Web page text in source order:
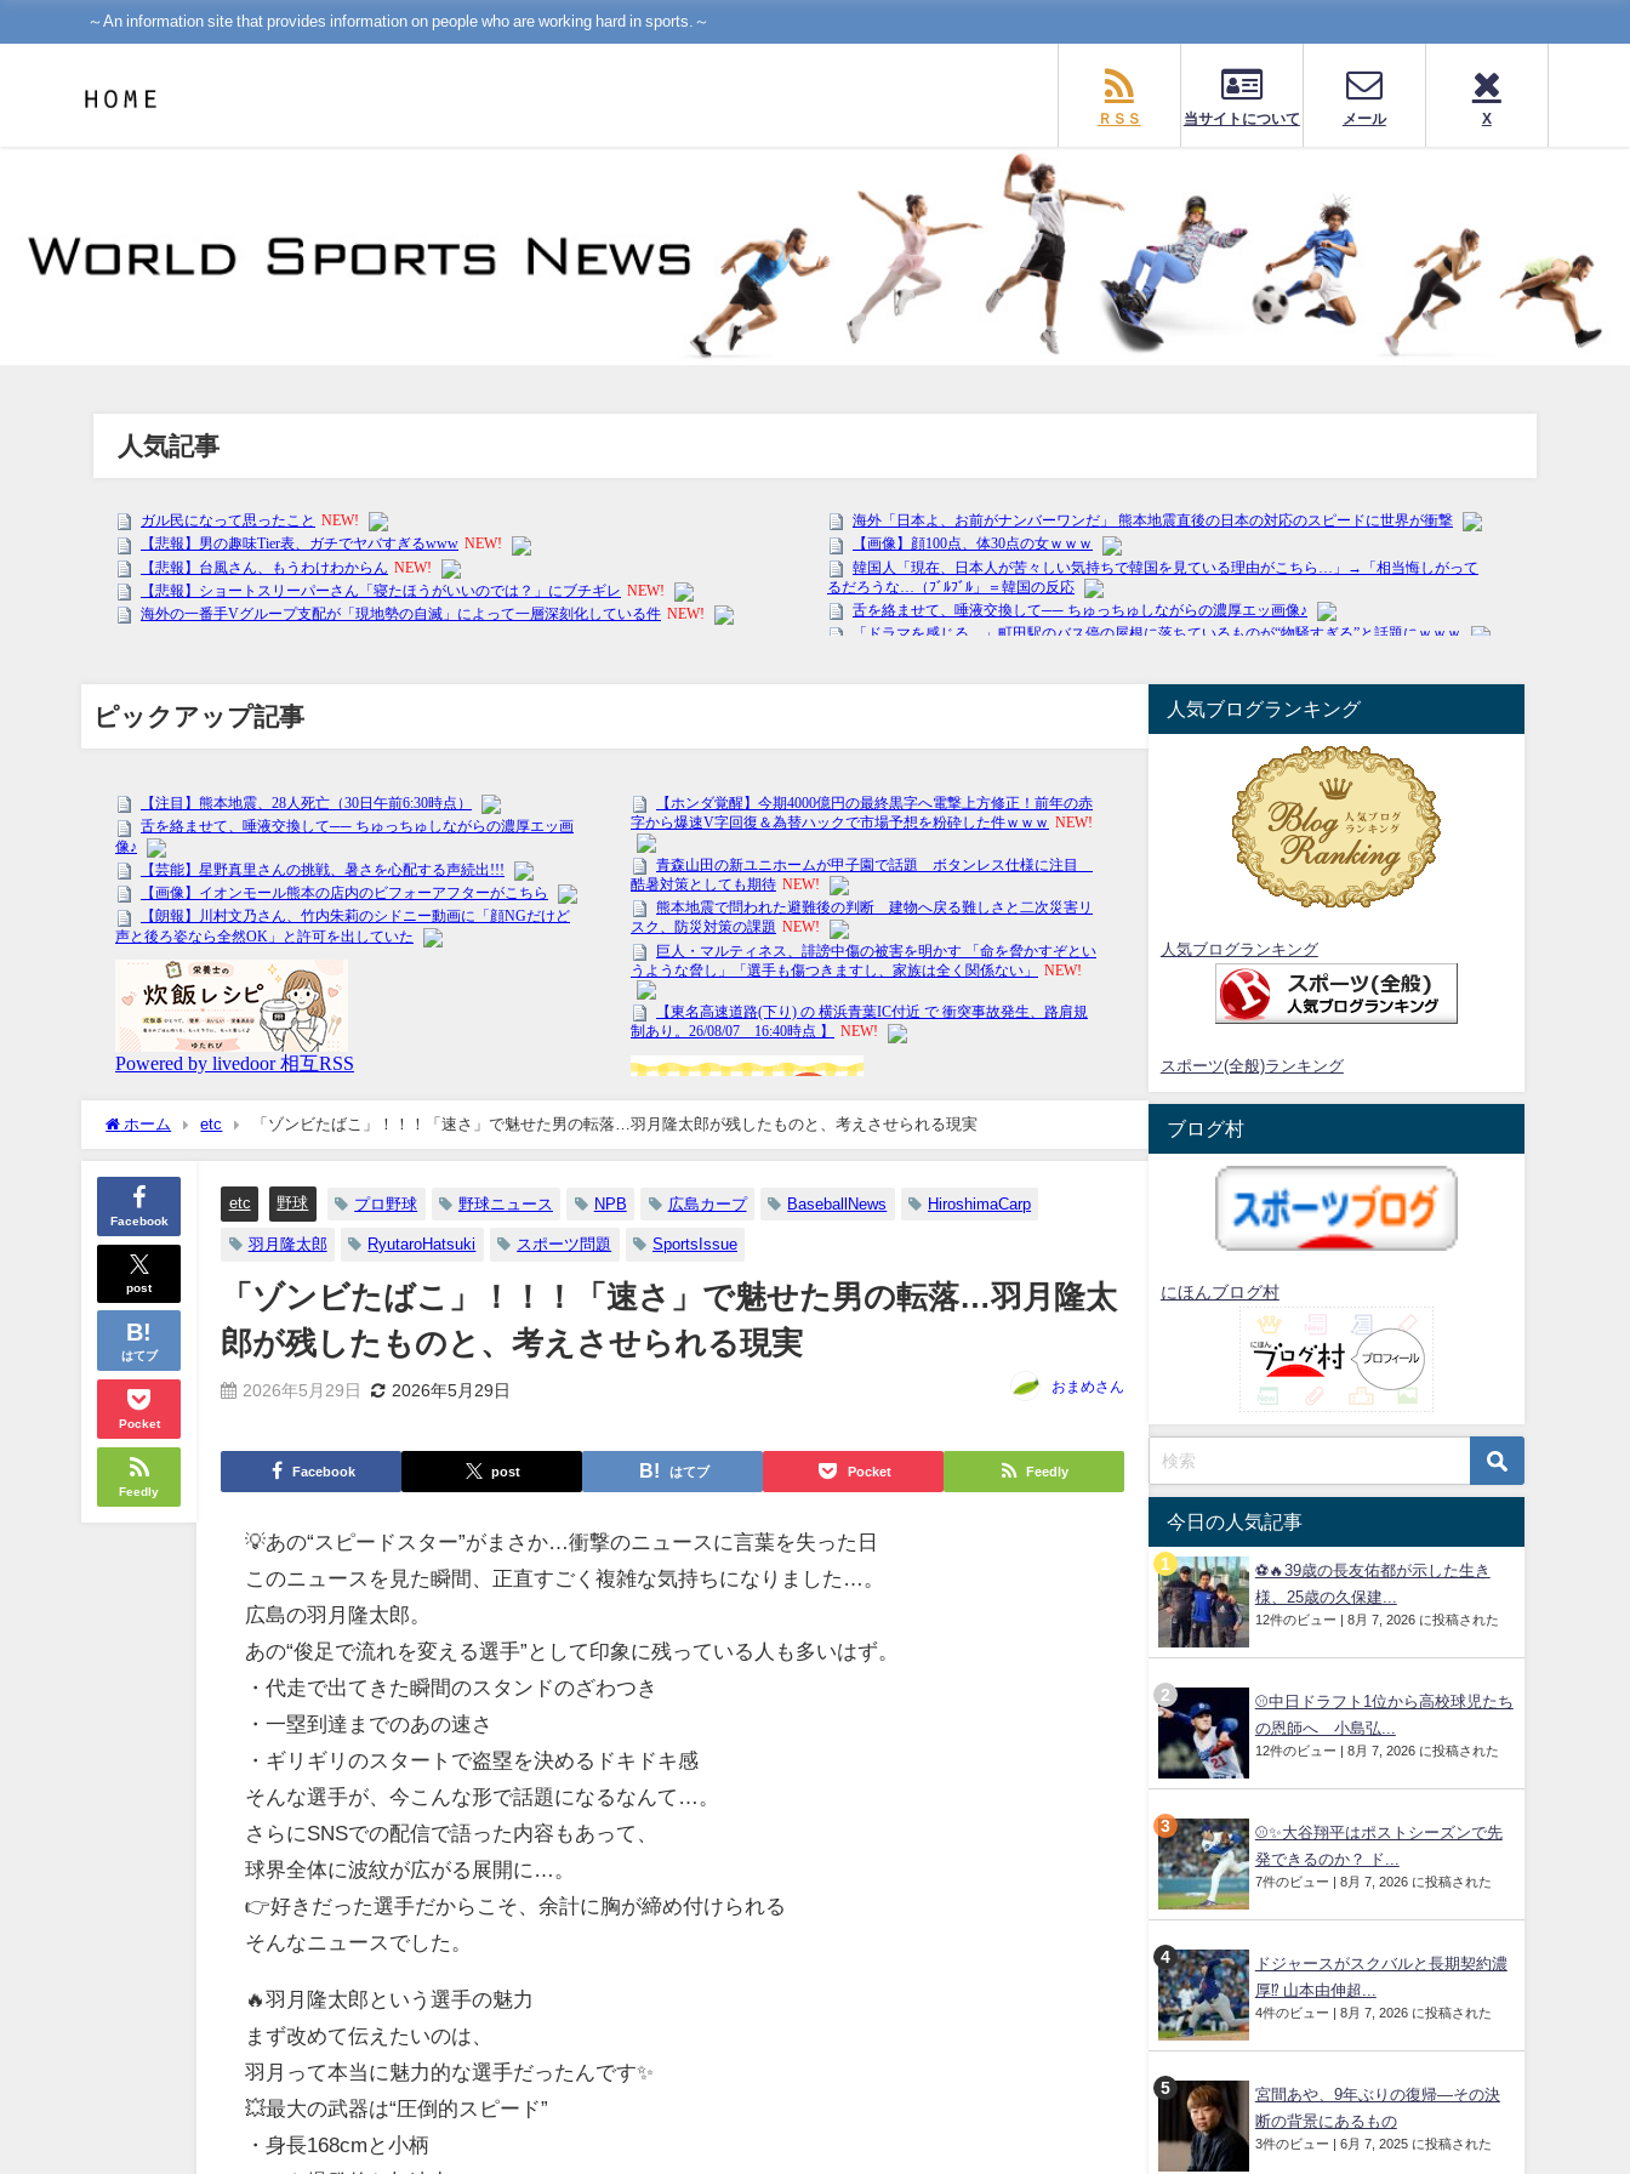
～An information site that provides information on people who are working hard in sports.～
ＲＳＳ 当サイトについて メール X
人気記事
ピックアップ記事
ホーム etc 「ゾンビたばこ」！！！「速さ」で魅せた男の転落…羽月隆太郎が残したものと、考えさせられる現実
Facebook
post
はてブ
Pocket
Feedly
etc 野球 プロ野球 野球ニュース NPB 広島カープ BaseballNews HiroshimaCarp
羽月隆太郎 RyutaroHatsuki スポーツ問題 SportsIssue
「ゾンビたばこ」！！！「速さ」で魅せた男の転落…羽月隆太
郎が残したものと、考えさせられる現実
2026年5月29日 2026年5月29日 おまめさん
Facebook post はてブ Pocket Feedly
💡あの“スピードスター”がまさか…衝撃のニュースに言葉を失った日
このニュースを見た瞬間、正直すごく複雑な気持ちになりました…。
広島の羽月隆太郎。
あの“俊足で流れを変える選手”として印象に残っている人も多いはず。
・代走で出てきた瞬間のスタンドのざわつき
・一塁到達までのあの速さ
・ギリギリのスタートで盗塁を決めるドキドキ感
そんな選手が、今こんな形で話題になるなんて…。
さらにSNSでの配信で語った内容もあって、
球界全体に波紋が広がる展開に…。
👉好きだった選手だからこそ、余計に胸が締め付けられる
そんなニュースでした。
🔥羽月隆太郎という選手の魅力
まず改めて伝えたいのは、
羽月って本当に魅力的な選手だったんです✨
💥最大の武器は“圧倒的スピード”
・身長168cmと小柄
人気ブログランキング
人気ブログランキング
スポーツ(全般)ランキング
ブログ村
にほんブログ村
今日の人気記事
⚽🔥39歳の長友佑都が示した生き
様、25歳の久保建...
12件のビュー 8月 7, 2026 に投稿された
⚾中日ドラフト1位から高校球児たち
の恩師へ 小島弘...
12件のビュー 8月 7, 2026 に投稿された
⚾✨大谷翔平はポストシーズンで先
発できるのか？ ド...
7件のビュー 8月 7, 2026 に投稿された
ドジャースがスクバルと長期契約濃
厚⁉︎ 山本由伸超...
4件のビュー 8月 7, 2026 に投稿された
宮間あや、9年ぶりの復帰—その決
断の背景にあるもの
3件のビュー 6月 7, 2025 に投稿された